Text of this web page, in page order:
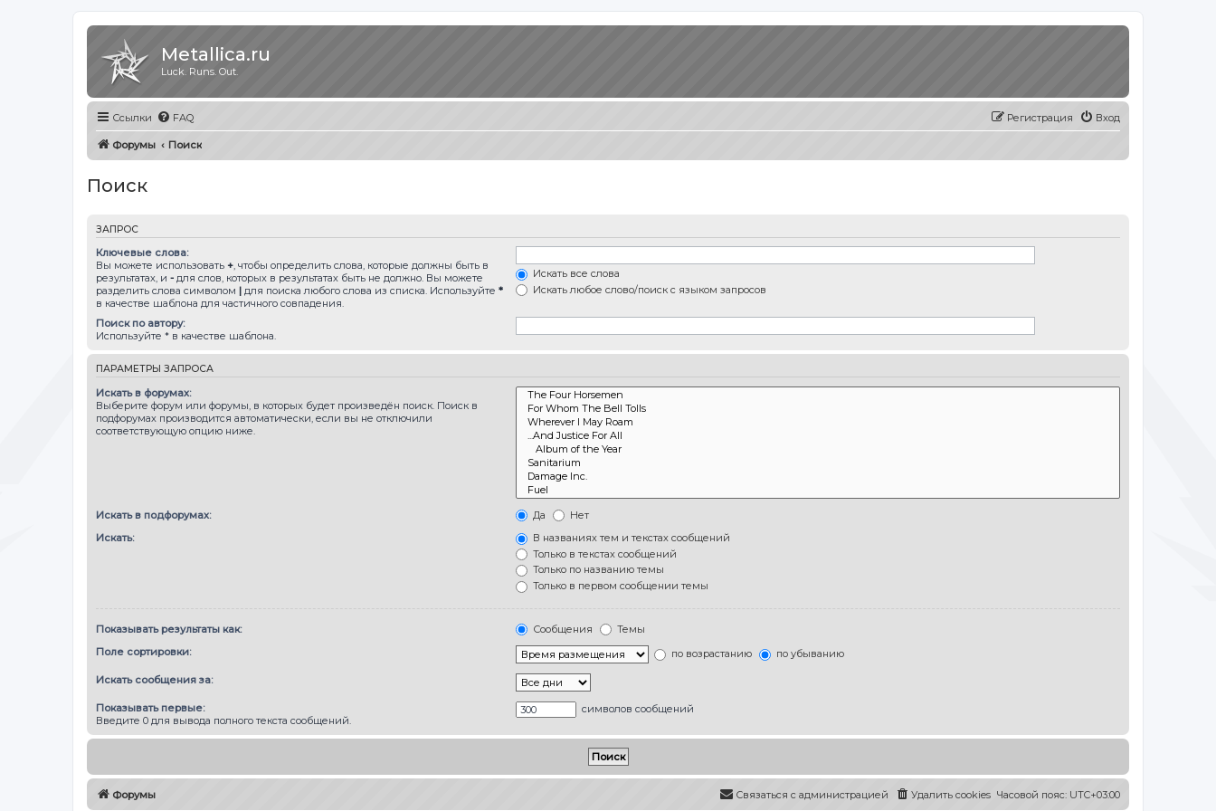
Metallica.ru
Luck. Runs. Out.
Ссылки FAQ Вход
Регистрация
Форумы Поиск
Поиск
ЗАПРОС
Ключевые слова:
Вы можете использовать +, чтобы определить слова, которые должны быть в
результатах, и - для слов, которых в результатах быть не должно. Вы можете
разделить слова символом | для поиска любого слова из списка. Используйте *
в качестве шаблона для частичного совпадения.
Искать все слова
Искать любое слово/поиск с языком запросов
Поиск по автору:
Используйте * в качестве шаблона.
ПАРАМЕТРЫ ЗАПРОСА
Искать в форумах:
Выберите форум или форумы, в которых будет произведён поиск. Поиск в
подфорумах производится автоматически, если вы не отключили
соответствующую опцию ниже.
Искать в подфорумах: Да
Нет
Искать:
В названиях тем и текстах сообщений
Только в текстах сообщений
Только по названию темы
Только в первом сообщении темы
Показывать результаты как: Сообщения
Темы
Поле сортировки:
по возрастанию по убыванию
Искать сообщения за:
Показывать первые:
Введите 0 для вывода полного текста сообщений.
символов сообщений
Форумы Часовой пояс: UTC+03:00
Удалить cookies
Связаться с администрацией